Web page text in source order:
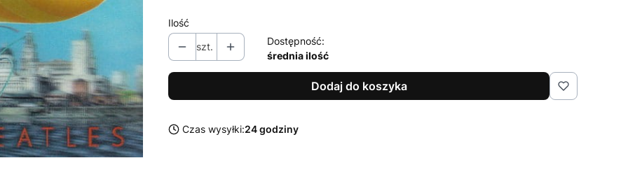
Ilość
szt.
Dostępność:
średnia ilość
Dodaj do koszyka
Czas wysyłki:24 godziny